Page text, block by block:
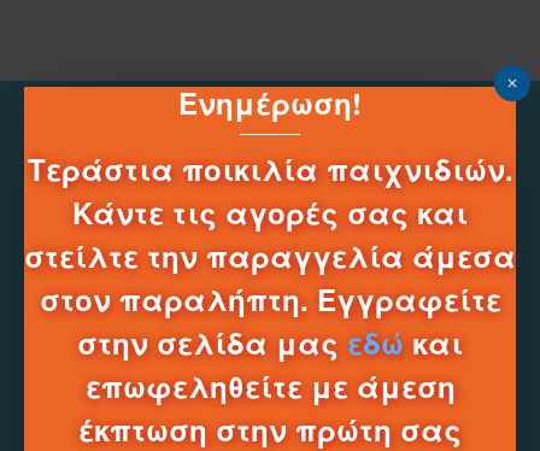
Ενημέρωση!
Τεράστια ποικιλία παιχνιδιών.
Κάντε τις αγορές σας και
στείλτε την παραγγελία άμεσα
στον παραλήπτη. Εγγραφείτε
στην σελίδα μας εδώ και
επωφεληθείτε με άμεση
έκπτωση στην πρώτη σας
Τηλεφωνικό Κέντρο e-shop
______
2331331752
Δευ-Σαβ 10:00 - 20:00